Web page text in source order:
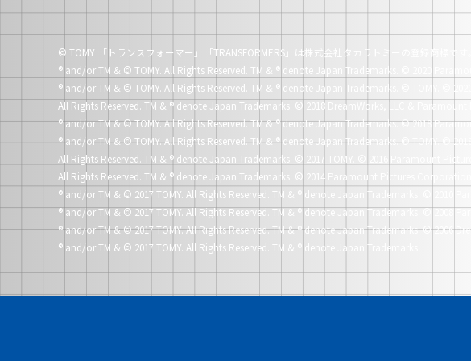
© TOMY 「トランスフォーマー」「TRANSFORMERS」は株式会社タカラトミーの登録商標です。
® and/or TM & © TOMY. All Rights Reserved. TM & ® denote Japan Trademarks.
© 2020
® and/or TM & © TOMY. All Rights Reserved. TM & ® denote Japan Trademarks.
© TOMY. ©
All Rights Reserved. TM & ® denote Japan Trademarks. © 2018 DreamWorks, LLC &
®and/or TM & © TOMY. All Rights Reserved. TM &®denote Japan Trademarks.© 2018
®and/or TM & © TOMY. All Rights Reserved. TM &®denote Japan Trademarks.© TOMY. ©
All Rights Reserved. TM & ® denote Japan Trademarks. © 2017 TOMY. © 2016 Paramount
All Rights Reserved. TM & ® denote Japan Trademarks. © 2014 Paramount Pictures Corporation.
® and/or TM & © 2017 TOMY. All Rights Reserved. TM & ® denote Japan Trademarks.
© 2010
®and/or TM & © 2017 TOMY. All Rights Reserved. TM &®denote Japan Trademarks.© 2008
®and/or TM & © 2017 TOMY. All Rights Reserved. TM &®denote Japan Trademarks.© 2006
® and/or TM & © 2017 TOMY. All Rights Reserved. TM & ® denote Japan Trademarks.